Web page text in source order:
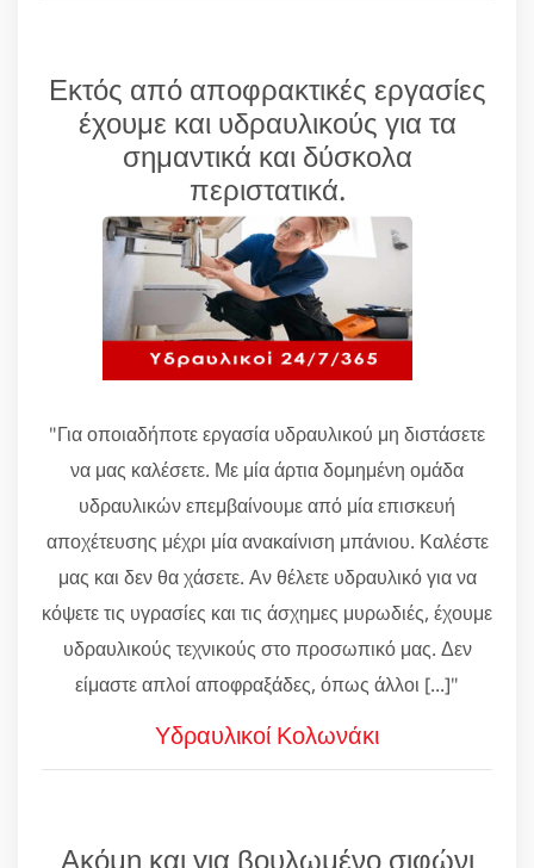
Εκτός από αποφρακτικές εργασίες
έχουμε και υδραυλικούς για τα
σημαντικά και δύσκολα
περιστατικά.
"Για οποιαδήποτε εργασία υδραυλικού μη διστάσετε
να μας καλέσετε. Με μία άρτια δομημένη ομάδα
υδραυλικών επεμβαίνουμε από μία επισκευή
αποχέτευσης μέχρι μία ανακαίνιση μπάνιου. Καλέστε
μας και δεν θα χάσετε. Αν θέλετε υδραυλικό για να
κόψετε τις υγρασίες και τις άσχημες μυρωδιές, έχουμε
υδραυλικούς τεχνικούς στο προσωπικό μας. Δεν
είμαστε απλοί αποφραξάδες, όπως άλλοι [...]"
Υδραυλικοί Κολωνάκι
Ακόμη και για βουλωμένο σιφώνι